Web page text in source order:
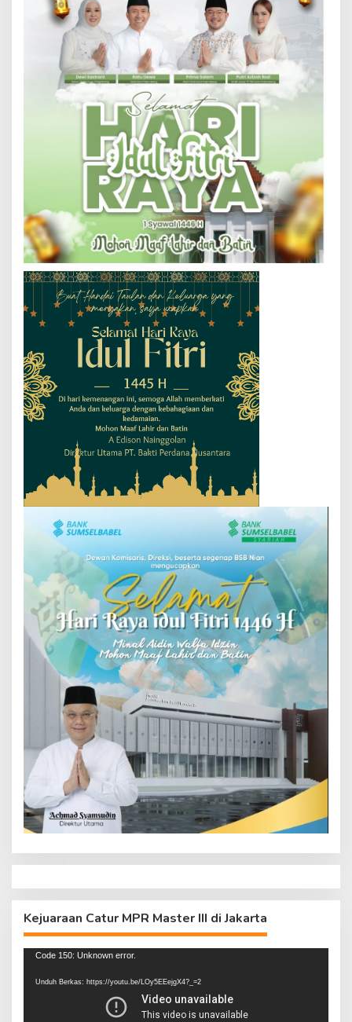
Kejuaraan Catur MPR Master III di Jakarta
Pemutar
Code 150: Unknown error.
Unduh Berkas: https://youtu.be/LOy5EEejgX4?_=2